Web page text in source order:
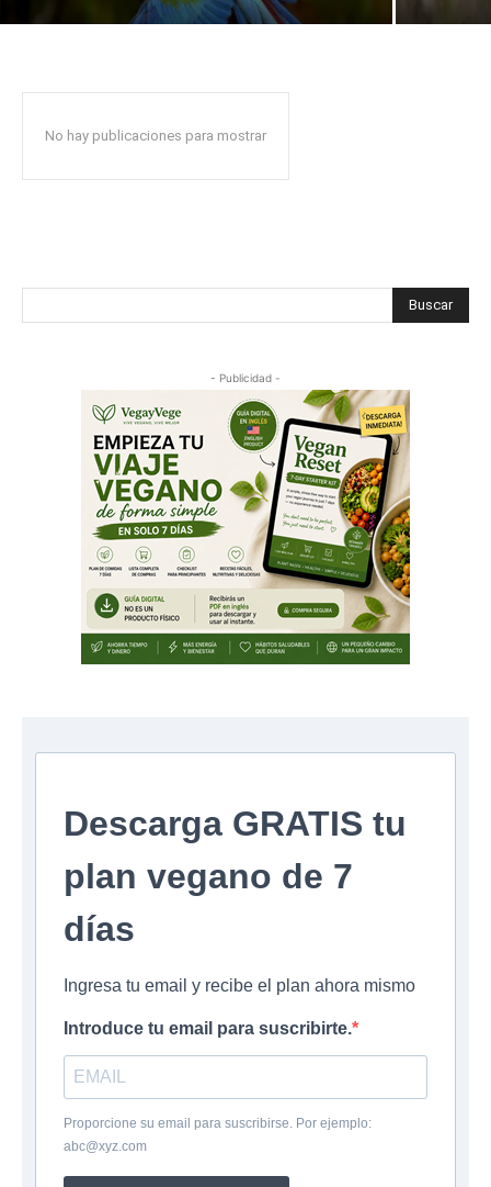
No hay publicaciones para mostrar
Buscar
- Publicidad -
Descarga GRATIS tu
plan vegano de 7
días
Ingresa tu email y recibe el plan ahora mismo
Introduce tu email para suscribirte.
Proporcione su email para suscribirse. Por ejemplo:
abc@xyz.com